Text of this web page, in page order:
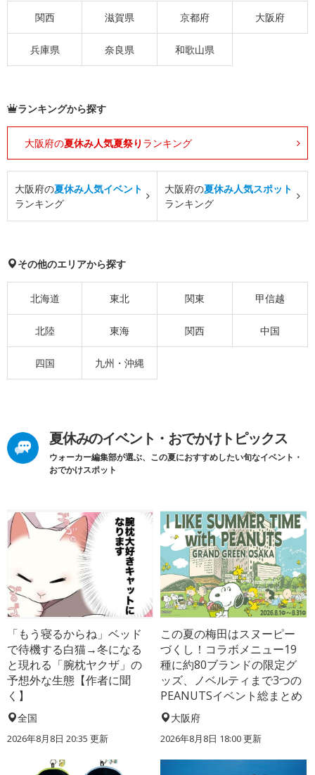
関西 滋賀県 京都府 大阪府
兵庫県 奈良県 和歌山県
ランキングから探す
大阪府の夏休み人気夏祭り ランキング
大阪府の夏休み人気イベント
ランキング
大阪府の夏休み人気スポット
ランキング
その他のエリアから探す
北海道 東北 関東 甲信越
北陸 東海 関西 中国
四国 九州・沖縄
夏休みのイベント・おでかけトピックス
ウォーカー編集部が選ぶ、この夏におすすめしたい旬なイベント・
おでかけスポット
「もう寝るからね」ベッド
で待機する白猫→冬になる
と現れる「腕枕ヤクザ」の
予想外な生態【作者に聞
く】
全国
2026年8月8日 20:35 更新
この夏の梅田はスヌーピー
づくし！コラボメニュー19
種に約80ブランドの限定グ
ッズ、ノベルティまで3つの
PEANUTSイベント総まとめ
大阪府
2026年8月8日 18:00更新